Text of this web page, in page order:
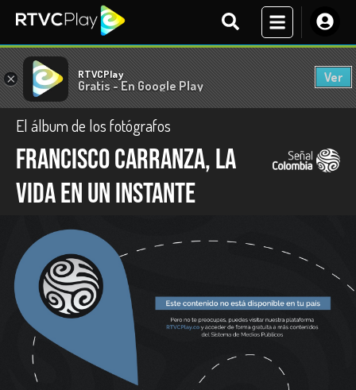
× RTVCPlay
Gratis - En Google Play
Ver
El álbum de los fotógrafos
Francisco Carranza, la
vida en un instante